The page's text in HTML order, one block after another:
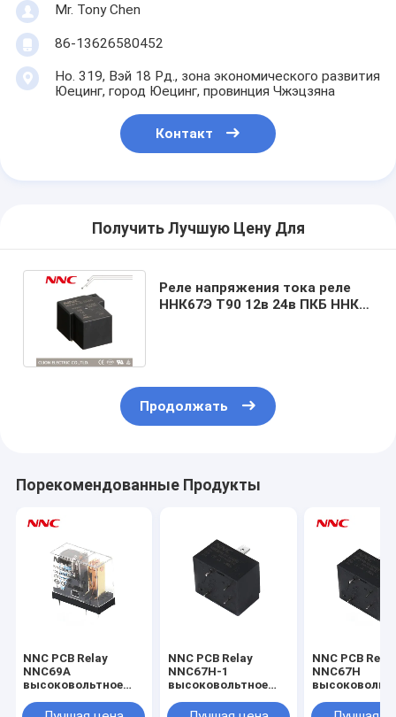
Mr. Tony Chen
86-13626580452
Но. 319, Вэй 18 Рд., зона экономического развития
Юецинг, город Юецинг, провинция Чжэцзяна
Контакт
Получить Лучшую Цену Для
Реле напряжения тока реле
ННК67Э Т90 12в 24в ПКБ ННК
Продолжать
Порекомендованные Продукты
NNC PCB Relay
NNC69A
высоковольтное
тока для
NNC PCB Relay
NNC67H-1
высоковольтное
тока для
NNC PCB
NNC67H
тока для